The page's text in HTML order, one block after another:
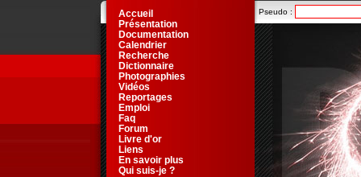
Pseudo :
Accueil
Présentation
Documentation
Calendrier
Recherche
Dictionnaire
Photographies
Vidéos
Reportages
Emploi
Faq
Forum
Livre d'or
Liens
En savoir plus
Qui suis-je ?